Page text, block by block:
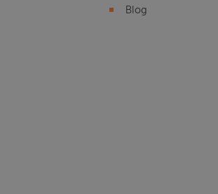
Blog